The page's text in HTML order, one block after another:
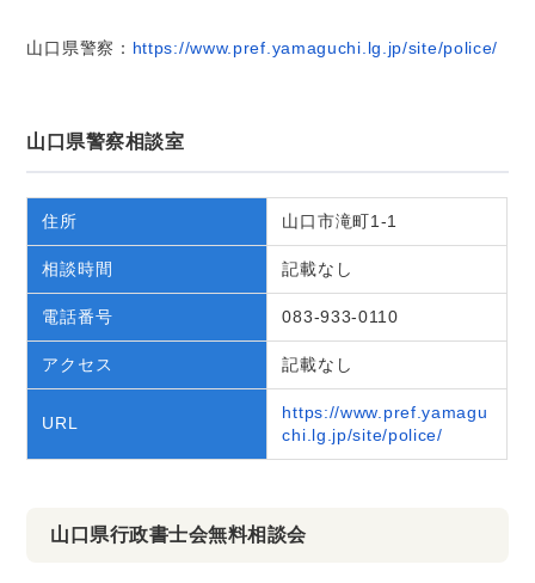
山口県警察： https://www.pref.yamaguchi.lg.jp/site/police/
山口県警察相談室
住所 山口市滝町1-1
相談時間 記載なし
電話番号 083-933-0110
アクセス 記載なし
URL
https://www.pref.yamagu
chi.lg.jp/site/police/
山口県行政書士会無料相談会